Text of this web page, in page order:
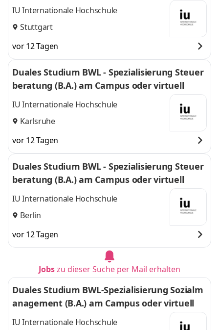
IU Internationale Hochschule
Stuttgart
vor 12 Tagen
Duales Studium BWL - Spezialisierung Steuer
beratung (B.A.) am Campus oder virtuell
IU Internationale Hochschule
Karlsruhe
vor 12 Tagen
Duales Studium BWL - Spezialisierung Steuer
beratung (B.A.) am Campus oder virtuell
IU Internationale Hochschule
Berlin
vor 12 Tagen
Jobszu dieser Suche per Mail erhalten
Duales Studium BWL-Spezialisierung Sozialm
anagement (B.A.) am Campus oder virtuell
IU Internationale Hochschule